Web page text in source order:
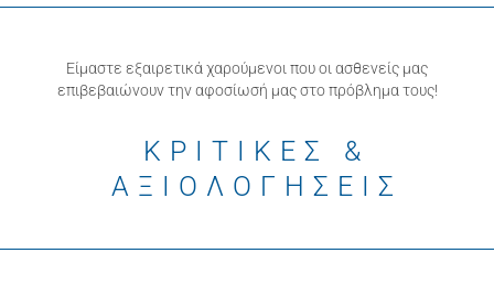
Είμαστε εξαιρετικά χαρούμενοι που οι ασθενείς μας
επιβεβαιώνουν την αφοσίωσή μας στο πρόβλημα τους!
ΚΡΙΤΙΚΕΣ &
ΑΞΙΟΛΟΓΗΣΕΙΣ